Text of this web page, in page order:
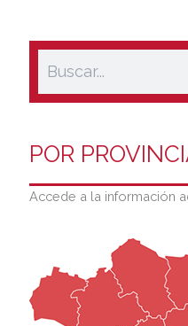
POR
Accede a la información